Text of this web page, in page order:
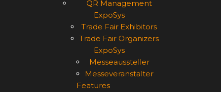
QR Management
ExpoSys
Trade Fair Exhibitors
Trade Fair Organizers
ExpoSys
Messeaussteller
Messeveranstalter
Features